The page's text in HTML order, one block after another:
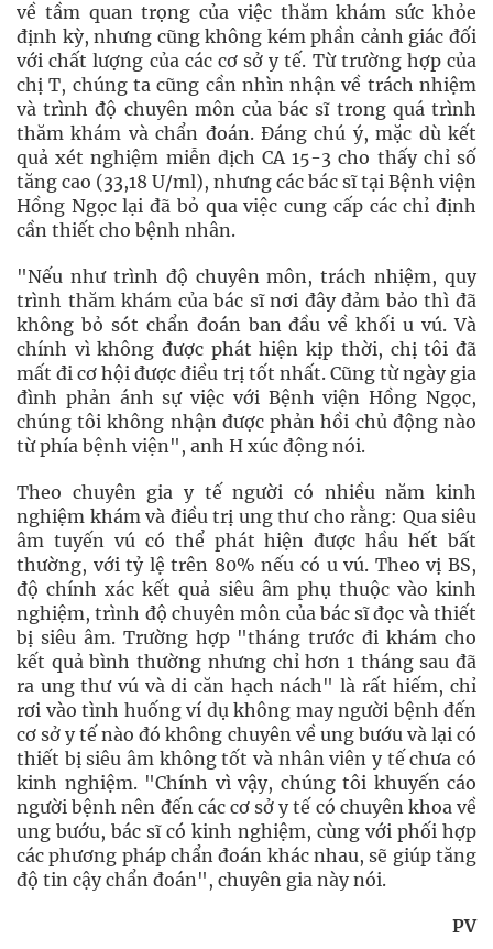
về tầm quan trọng của việc thăm khám sức khỏe
định kỳ, nhưng cũng không kém phần cảnh giác đối
với chất lượng của các cơ sở y tế. Từ trường hợp của
chị T, chúng ta cũng cần nhìn nhận về trách nhiệm
và trình độ chuyên môn của bác sĩ trong quá trình
thăm khám và chẩn đoán. Đáng chú ý, mặc dù kết
quả xét nghiệm miễn dịch CA 15-3 cho thấy chỉ số
tăng cao (33,18 U/ml), nhưng các bác sĩ tại Bệnh viện
Hồng Ngọc lại đã bỏ qua việc cung cấp các chỉ định
cần thiết cho bệnh nhân.
"Nếu như trình độ chuyên môn, trách nhiệm, quy
trình thăm khám của bác sĩ nơi đây đảm bảo thì đã
không bỏ sót chẩn đoán ban đầu về khối u vú. Và
chính vì không được phát hiện kịp thời, chị tôi đã
mất đi cơ hội được điều trị tốt nhất. Cũng từ ngày gia
đình phản ánh sự việc với Bệnh viện Hồng Ngọc,
chúng tôi không nhận được phản hồi chủ động nào
từ phía bệnh viện", anh H xúc động nói.
Theo chuyên gia y tế người có nhiều năm kinh
nghiệm khám và điều trị ung thư cho rằng: Qua siêu
âm tuyến vú có thể phát hiện được hầu hết bất
thường, với tỷ lệ trên 80% nếu có u vú. Theo vị BS,
độ chính xác kết quả siêu âm phụ thuộc vào kinh
nghiệm, trình độ chuyên môn của bác sĩ đọc và thiết
bị siêu âm. Trường hợp "tháng trước đi khám cho
kết quả bình thường nhưng chỉ hơn 1 tháng sau đã
ra ung thư vú và di căn hạch nách" là rất hiếm, chỉ
rơi vào tình huống ví dụ không may người bệnh đến
cơ sở y tế nào đó không chuyên về ung bướu và lại có
thiết bị siêu âm không tốt và nhân viên y tế chưa có
kinh nghiệm. "Chính vì vậy, chúng tôi khuyến cáo
người bệnh nên đến các cơ sở y tế có chuyên khoa về
ung bướu, bác sĩ có kinh nghiệm, cùng với phối hợp
các phương pháp chẩn đoán khác nhau, sẽ giúp tăng
độ tin cậy chẩn đoán", chuyên gia này nói.
PV